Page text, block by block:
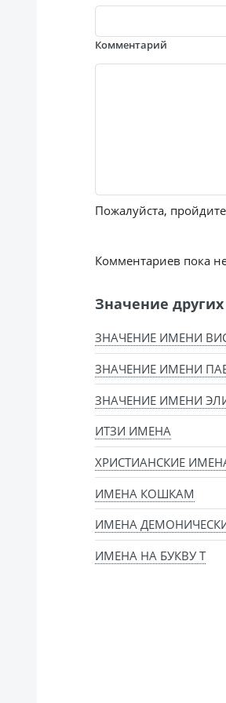
Комментарий
Пожалуйста,
Комментариев пока
Значение
ЗНАЧЕНИЕ ИМЕНИ
ЗНАЧЕНИЕ ИМЕНИ
ЗНАЧЕНИЕ ИМЕНИ
ИТЗИ ИМЕНА
ХРИСТИАНСКИЕ
ИМЕНА КОШКАМ
ИМЕНА
ИМЕНА НА БУКВУ Т